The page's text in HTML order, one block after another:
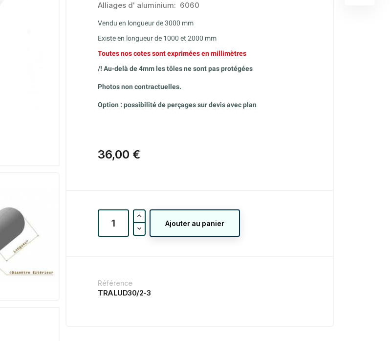
Alliages d' aluminium: 6060
Vendu en longueur de 3000 mm
Existe en longueur de 1000 et 2000 mm
Toutes nos cotes sont exprimées en millimètres
/! Au-delà de 4mm les tôles ne sont pas protégées
Photos non contractuelles.
Option : possibilité de perçages sur devis avec plan
36,00 €
Ajouter au panier
Référence
TRALUD30/2-3